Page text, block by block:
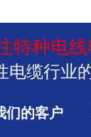
种电线
电缆行业
们的客户